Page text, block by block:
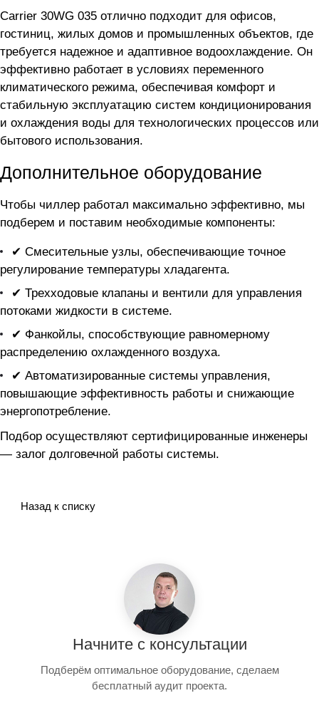
Carrier 30WG 035 отлично подходит для офисов,
гостиниц, жилых домов и промышленных объектов, где
требуется надежное и адаптивное водоохлаждение. Он
эффективно работает в условиях переменного
климатического режима, обеспечивая комфорт и
стабильную эксплуатацию систем кондиционирования
и охлаждения воды для технологических процессов или
бытового использования.
Дополнительное оборудование
Чтобы чиллер работал максимально эффективно, мы
подберем и поставим необходимые компоненты:
✔ Смесительные узлы, обеспечивающие точное
регулирование температуры хладагента.
✔ Трехходовые клапаны и вентили для управления
потоками жидкости в системе.
✔ Фанкойлы, способствующие равномерному
распределению охлажденного воздуха.
✔ Автоматизированные системы управления,
повышающие эффективность работы и снижающие
энергопотребление.
Подбор осуществляют сертифицированные инженеры
— залог долговечной работы системы.
Назад к списку
Начните с консультации
Подберём оптимальное оборудование, сделаем
бесплатный аудит проекта.